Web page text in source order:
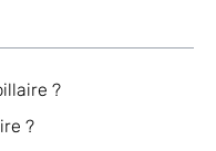
?
?